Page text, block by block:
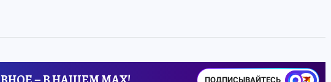
ПОДПИСЫВАЙТЕСЬ